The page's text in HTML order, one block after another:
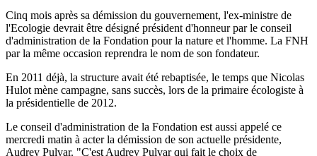
Cinq mois après sa démission du gouvernement, l'ex-ministre de
l'Ecologie devrait être désigné président d'honneur par le conseil
d'administration de la Fondation pour la nature et l'homme. La FNH
par la même occasion reprendra le nom de son fondateur.
En 2011 déjà, la structure avait été rebaptisée, le temps que Nicolas
Hulot mène campagne, sans succès, lors de la primaire écologiste à
la présidentielle de 2012.
Le conseil d'administration de la Fondation est aussi appelé ce
mercredi matin à acter la démission de son actuelle présidente,
Audrey Pulvar. "C'est Audrey Pulvar qui fait le choix de